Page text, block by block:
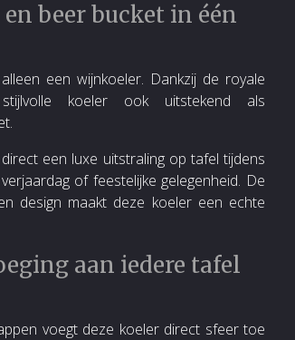
beer bucket in één
een wijnkoeler. Dankzij de royale
koeler ook uitstekend als
een luxe uitstraling op tafel tijdens
of feestelijke gelegenheid. De
design maakt deze koeler een echte
aan iedere tafel
voegt deze koeler direct sfeer toe